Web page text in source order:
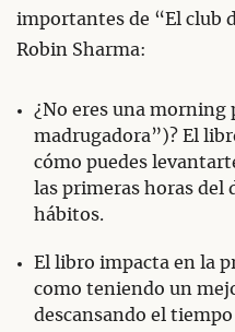
importantes de “El club
Robin Sharma:
¿No eres una morning
madrugadora”)? El
cómo puedes
las primeras horas del
hábitos.
El libro impacta en la
como teniendo un
descansando el